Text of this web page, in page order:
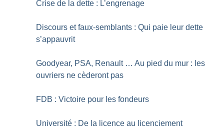
Crise de la dette : L’engrenage
Discours et faux-semblants : Qui paie leur dette
s’appauvrit
Goodyear, PSA, Renault … Au pied du mur : les
ouvriers ne cèderont pas
FDB : Victoire pour les fondeurs
Université : De la licence au licenciement